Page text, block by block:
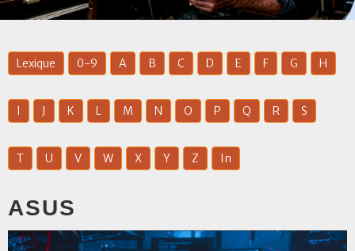
Lexique 0-9 A B C D E F G H
I J K L M N O P Q R S
T U V W X Y Z In
ASUS